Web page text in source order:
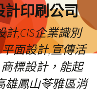
計印刷公司
,CIS企業識別
面設計,宣傳活
標設計，能起
雄鳳山苓雅區消